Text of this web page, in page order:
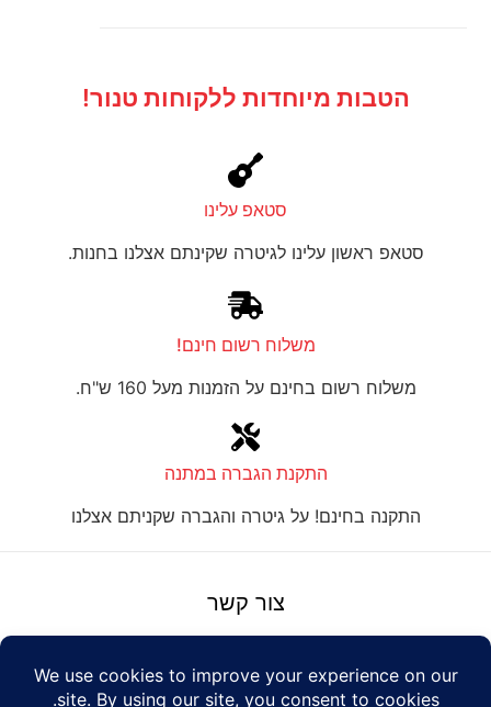
הטבות מיוחדות ללקוחות טנור!
סטאפ עלינו
סטאפ ראשון עלינו לגיטרה שקינתם אצלנו בחנות.
משלוח רשום חינם!
משלוח רשום בחינם על הזמנות מעל 160 ש"ח.
התקנת הגברה במתנה
התקנה בחינם! על גיטרה והגברה שקניתם אצלנו
צור קשר
תנאים והגבלות